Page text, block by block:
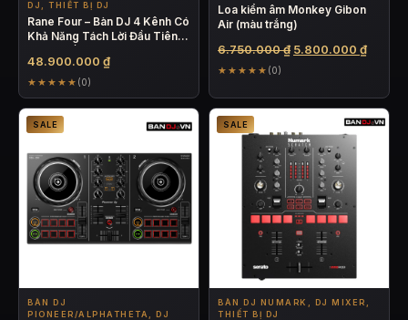
DJ, THIẾT BỊ DJ
Rane Four – Bàn DJ 4 Kênh Có
Khả Năng Tách Lời Đầu Tiên
48.900.000 ₫
★★★★★ (0)
Loa kiểm âm Monkey Gibon
Air (màu trắng)
6.750.000₫ Giá
6.750.000 ₫.
5.800.000 ₫Giá
là:
★★★★★ (0)
SALE
BÀN DJ
PIONEER/ALPHATHETA, DJ
SALE
BÀN DJ NUMARK, DJ MIXER,
THIẾT BỊ DJ